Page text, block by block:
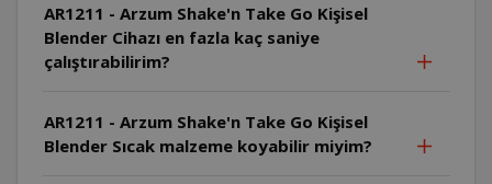
AR1211 - Arzum Shake'n Take Go Kişisel
Blender Cihazı en fazla kaç saniye
çalıştırabilirim?
AR1211 - Arzum Shake'n Take Go Kişisel
Blender Sıcak malzeme koyabilir miyim?